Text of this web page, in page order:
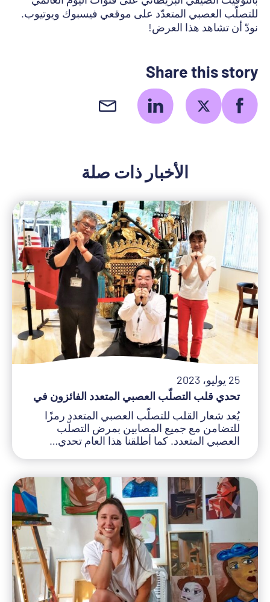
للتصلّب العصبي المتعدّد على موقعي فيسبوك ويوتيوب.
نودّ أن تشاهد هذا العرض!
Share this story
الأخبار ذات صلة
تحدي قلب التصلّب العصبي المتعدد الفائزون في
25 يوليو، 2023
يُعد شعار القلب للتصلّب العصبي المتعدد رمزًا
للتضامن مع جميع المصابين بمرض التصلّب
العصبي المتعدد. كما أطلقنا هذا العام تحدي…